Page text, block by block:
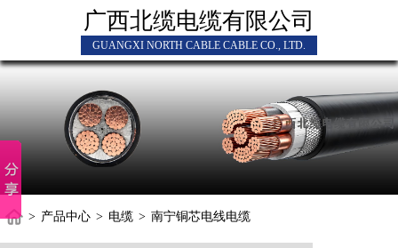
广西北缆电缆有限公司
GUANGXI NORTH CABLE CABLE CO., LTD.
> 产品中心 > 电缆 > 南宁铜芯电线电缆